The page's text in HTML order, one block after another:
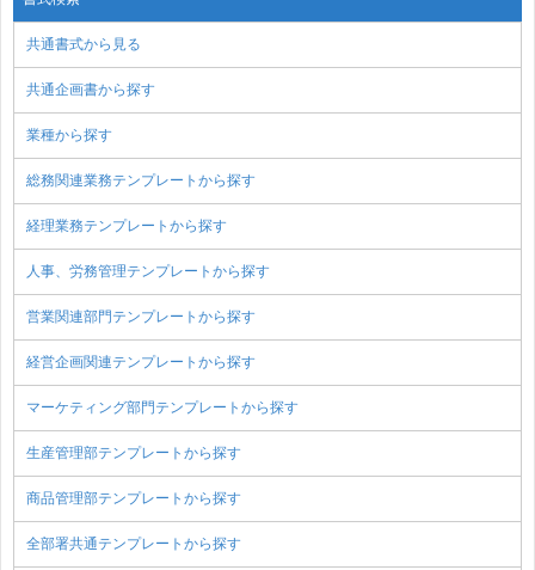
共通書式から見る
共通企画書から探す
業種から探す
総務関連業務テンプレートから探す
経理業務テンプレートから探す
人事、労務管理テンプレートから探す
営業関連部門テンプレートから探す
経営企画関連テンプレートから探す
マーケティング部門テンプレートから探す
生産管理部テンプレートから探す
商品管理部テンプレートから探す
全部署共通テンプレートから探す